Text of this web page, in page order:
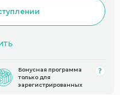
Бонусная программа
только для
зарегистрированных